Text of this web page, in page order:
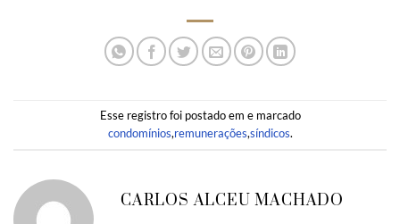
Esse registro foi postado em e marcado
condomínios,remunerações,síndicos.
CARLOS ALCEU MACHADO